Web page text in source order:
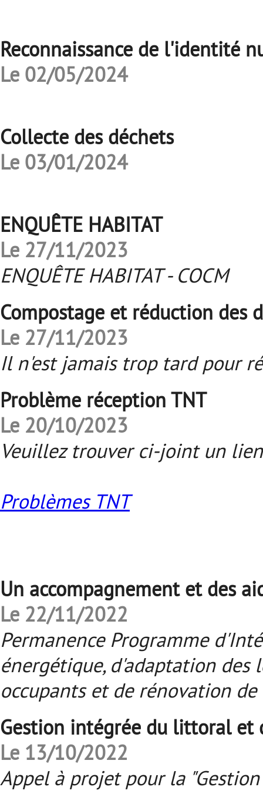
Reconnaissance de l'identité
Le 02/05/2024
Collecte des déchets
Le 03/01/2024
ENQUÊTE HABITAT
Le 27/11/2023
ENQUÊTE HABITAT - COCM
Compostage et réduction des
Le 27/11/2023
Il n'est jamais trop tard pour
Problème réception TNT
Le 20/10/2023
Veuillez trouver ci-joint un
Problèmes TNT
Un accompagnement et des
Le 22/11/2022
Permanence Programme
énergétique, d'adaptation
occupants et de rénovation
Gestion intégrée du littoral et
Le 13/10/2022
Appel à projet pour la